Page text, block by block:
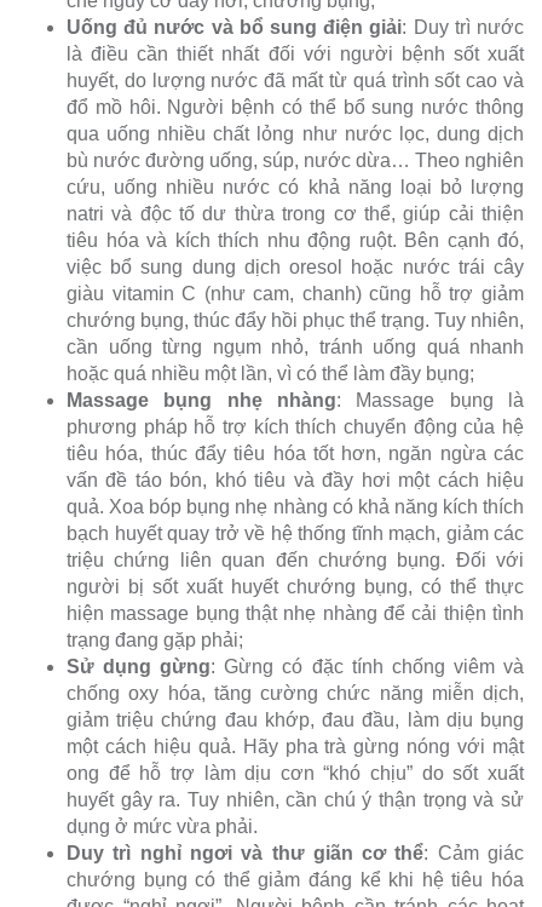
Uống đủ nước và bổ sung điện giải: Duy trì nước
là điều cần thiết nhất đối với người bệnh sốt xuất
huyết, do lượng nước đã mất từ quá trình sốt cao và
đổ mồ hôi. Người bệnh có thể bổ sung nước thông
qua uống nhiều chất lỏng như nước lọc, dung dịch
bù nước đường uống, súp, nước dừa… Theo nghiên
cứu, uống nhiều nước có khả năng loại bỏ lượng
natri và độc tố dư thừa trong cơ thể, giúp cải thiện
tiêu hóa và kích thích nhu động ruột. Bên cạnh đó,
việc bổ sung dung dịch oresol hoặc nước trái cây
giàu vitamin C (như cam, chanh) cũng hỗ trợ giảm
chướng bụng, thúc đẩy hồi phục thể trạng. Tuy nhiên,
cần uống từng ngụm nhỏ, tránh uống quá nhanh
hoặc quá nhiều một lần, vì có thể làm đầy bụng;
Massage bụng nhẹ nhàng: Massage bụng là
phương pháp hỗ trợ kích thích chuyển động của hệ
tiêu hóa, thúc đẩy tiêu hóa tốt hơn, ngăn ngừa các
vấn đề táo bón, khó tiêu và đầy hơi một cách hiệu
quả. Xoa bóp bụng nhẹ nhàng có khả năng kích thích
bạch huyết quay trở về hệ thống tĩnh mạch, giảm các
triệu chứng liên quan đến chướng bụng. Đối với
người bị sốt xuất huyết chướng bụng, có thể thực
hiện massage bụng thật nhẹ nhàng để cải thiện tình
trạng đang gặp phải;
Sử dụng gừng: Gừng có đặc tính chống viêm và
chống oxy hóa, tăng cường chức năng miễn dịch,
giảm triệu chứng đau khớp, đau đầu, làm dịu bụng
một cách hiệu quả. Hãy pha trà gừng nóng với mật
ong để hỗ trợ làm dịu cơn “khó chịu” do sốt xuất
huyết gây ra. Tuy nhiên, cần chú ý thận trọng và sử
dụng ở mức vừa phải.
Duy trì nghỉ ngơi và thư giãn cơ thể: Cảm giác
chướng bụng có thể giảm đáng kể khi hệ tiêu hóa